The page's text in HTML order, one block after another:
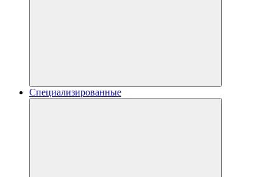
Специализированные